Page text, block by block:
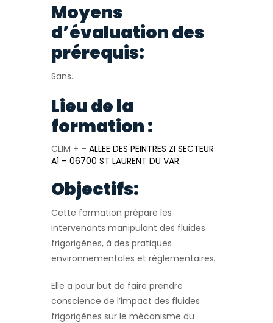
Moyens
d’évaluation des
prérequis:
Sans.
Lieu de la
formation :
CLIM + – ALLEE DES PEINTRES ZI SECTEUR
A1 – 06700 ST LAURENT DU VAR
Objectifs:
Cette formation prépare les
intervenants manipulant des fluides
frigorigènes, à des pratiques
environnementales et règlementaires.
Elle a pour but de faire prendre
conscience de l’impact des fluides
frigorigènes sur le mécanisme du